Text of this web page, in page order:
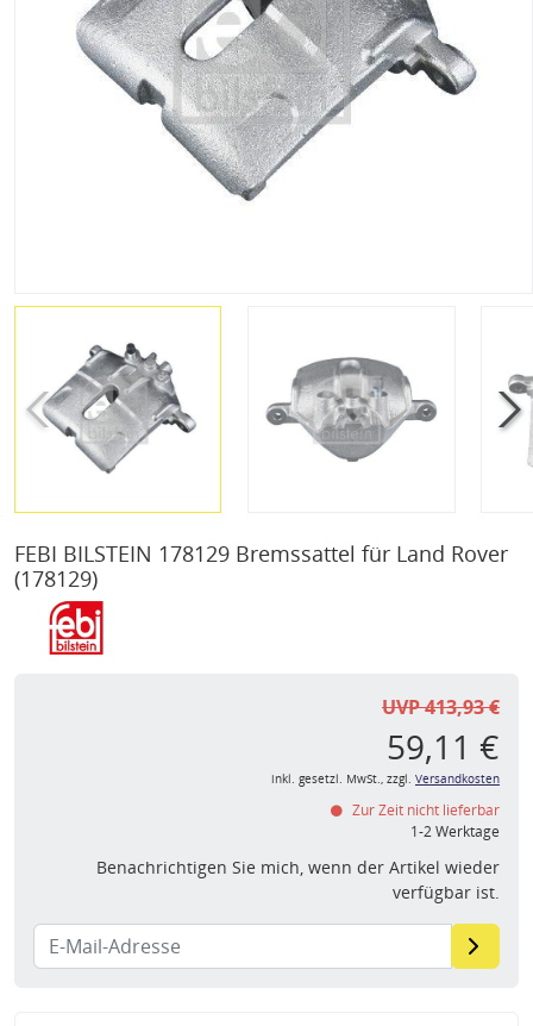
FEBI BILSTEIN 178129 Bremssattel für Land Rover
(178129)
UVP 413,93 €
59,11 €
inkl. gesetzl. MwSt., zzgl. Versandkosten
Zur Zeit nicht lieferbar
1-2 Werktage
Benachrichtigen Sie mich, wenn der Artikel wieder
verfügbar ist.